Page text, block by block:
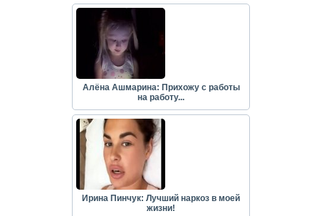
Алёна Ашмарина: Прихожу с работы
на работу...
Ирина Пинчук: Лучший наркоз в моей
жизни!